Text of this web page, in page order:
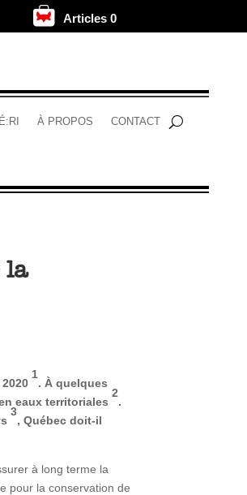
. Articles 0
À PROPOS CONTACT
la
1
. À quelques
eaux territoriales
2
.
3
, Québec doit-il
à long terme la
pour la conservation de